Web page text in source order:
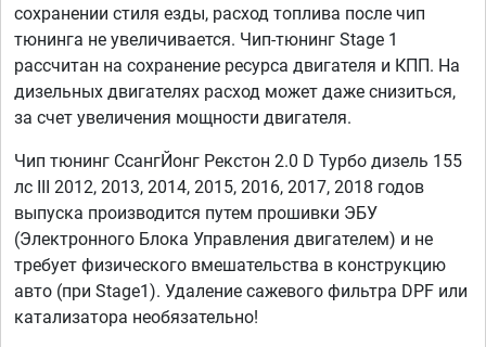
сохранении стиля езды, расход топлива после чип
тюнинга не увеличивается. Чип-тюнинг Stage 1
рассчитан на сохранение ресурса двигателя и КПП. На
дизельных двигателях расход может даже снизиться,
за счет увеличения мощности двигателя.
Чип тюнинг СсангЙонг Рекстон 2.0 D Турбо дизель 155
лс III 2012, 2013, 2014, 2015, 2016, 2017, 2018 годов
выпуска производится путем прошивки ЭБУ
(Электронного Блока Управления двигателем) и не
требует физического вмешательства в конструкцию
авто (при Stage1). Удаление сажевого фильтра DPF или
катализатора необязательно!